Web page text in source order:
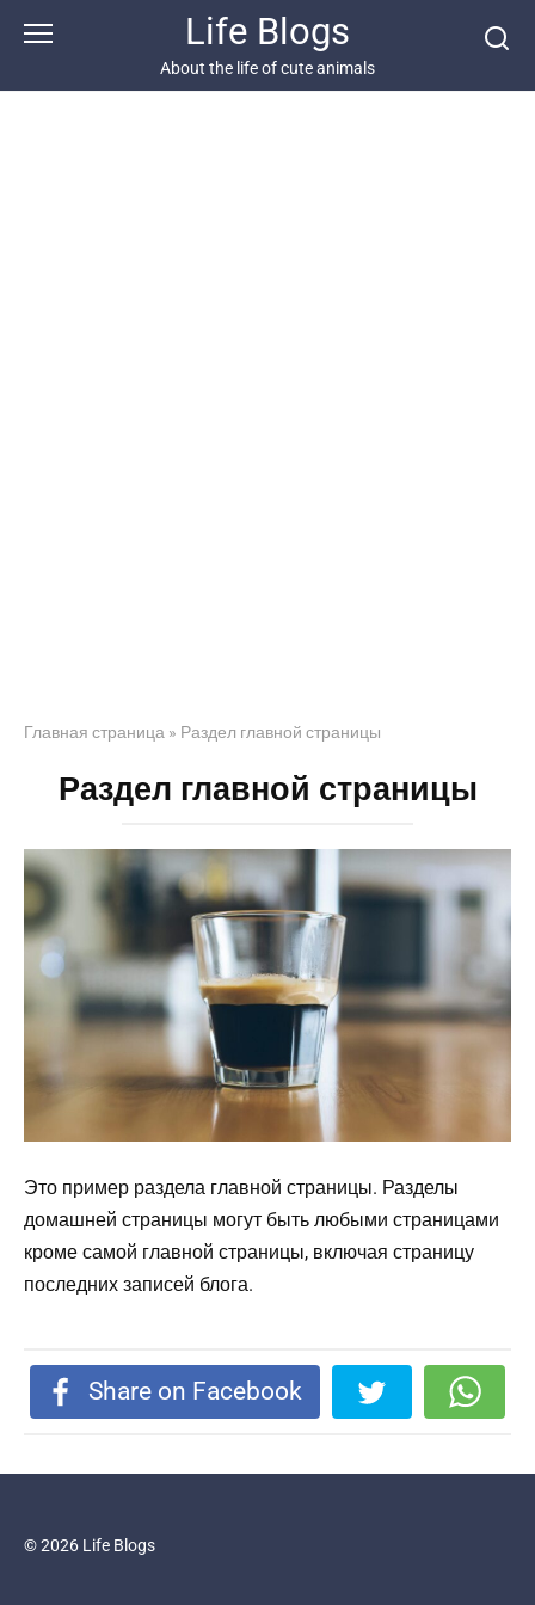
Life Blogs
About the life of cute animals
Главная страница » Раздел главной страницы
Раздел главной страницы
Это пример раздела главной страницы. Разделы
домашней страницы могут быть любыми страницами
кроме самой главной страницы, включая страницу
последних записей блога.
Share on Facebook
© 2026 Life Blogs